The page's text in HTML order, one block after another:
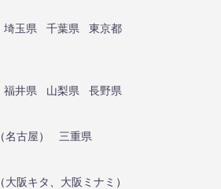
埼玉県 千葉県
東京都
福井県 山梨県
長野県
（名古屋）
三重県
（大阪キタ 大阪ミナミ ）